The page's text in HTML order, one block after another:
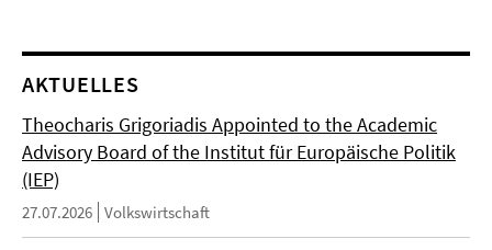
AKTUELLES
Theocharis Grigoriadis Appointed to the Academic
Advisory Board of the Institut für Europäische Politik
(IEP)
27.07.2026 Volkswirtschaft